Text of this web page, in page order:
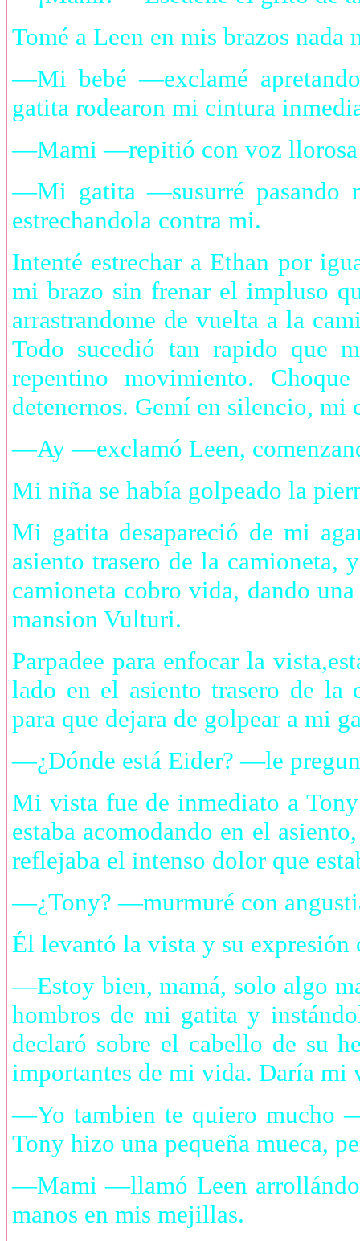
Tomé a Leen en mis brazos nada
—Mi bebé —exclamé
gatita rodearon mi cintura
—Mami —repitió con voz llorosa
—Mi gatita —susurré pasando
estrechandola contra mi.
Intenté estrechar a Ethan por
mi brazo sin frenar el impluso
arrastrandome de vuelta a la
Todo sucedió tan rapido que
repentino movimiento.
detenernos. Gemí en silencio,
—Ay —exclamó Leen,
Mi niña se había golpeado la
Mi gatita desapareció de mi
asiento trasero de la camioneta,
camioneta cobro vida, dando
mansion Vulturi.
Parpadee para enfocar la
lado en el asiento trasero de la
para que dejara de golpear a mi
—¿Dónde está Eider? —le
Mi vista fue de inmediato a
estaba acomodando en el
reflejaba el intenso dolor que
—¿Tony? —murmuré con
Él levantó la vista y su
—Estoy bien, mamá, solo algo
hombros de mi gatita y
declaró sobre el cabello de su
importantes de mi vida. Daría mi
—Yo tambien te quiero mucho
Tony hizo una pequeña mueca,
—Mami —llamó Leen
manos en mis mejillas.